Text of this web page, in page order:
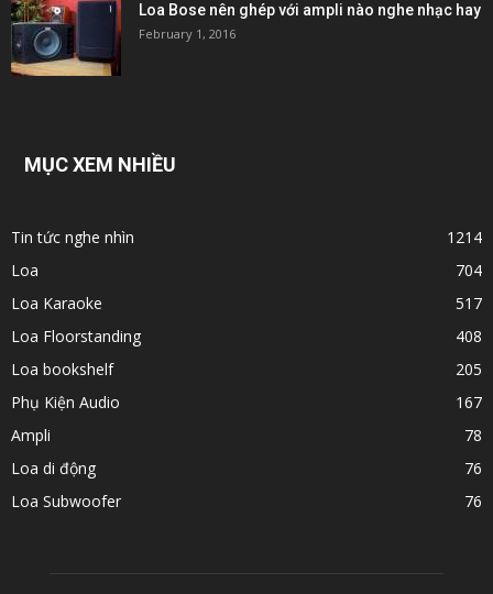
Loa Bose nên ghép với ampli nào nghe nhạc hay
February 1, 2016
MỤC XEM NHIỀU
Tin tức nghe nhìn
1214
Loa
704
Loa Karaoke
517
Loa Floorstanding
408
Loa bookshelf
205
Phụ Kiện Audio
167
Ampli
78
Loa di động
76
Loa Subwoofer
76